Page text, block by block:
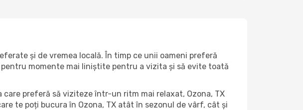
și de vremea locală. În timp ce unii oameni preferă
momente mai liniștite pentru a vizita și să evite toată
preferă să viziteze într-un ritm mai relaxat, Ozona, TX
te poți bucura în Ozona, TX atât în ​​sezonul de vârf, cât și